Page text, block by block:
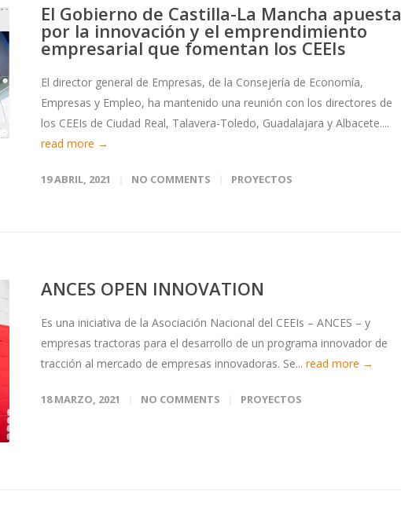
El Gobierno de Castilla-La Mancha apuesta
por la innovación y el emprendimiento
empresarial que fomentan los CEEIs
El director general de Empresas, de la Consejería de Economía,
Empresas y Empleo, ha mantenido una reunión con los directores de
los CEEIs de Ciudad Real, Talavera-Toledo, Guadalajara y Albacete....
read more →
19 ABRIL, 2021 NO COMMENTS PROYECTOS
ANCES OPEN INNOVATION
Es una iniciativa de la Asociación Nacional del CEEIs – ANCES – y
empresas tractoras para el desarrollo de un programa innovador de
tracción al mercado de empresas innovadoras. Se... read more →
18 MARZO, 2021 NO COMMENTS PROYECTOS